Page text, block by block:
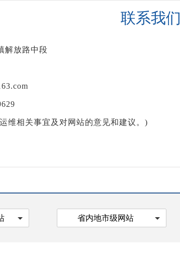
联系我们
放路中段
相关事宜及对网站的意见和建议。)
省内地市级网站